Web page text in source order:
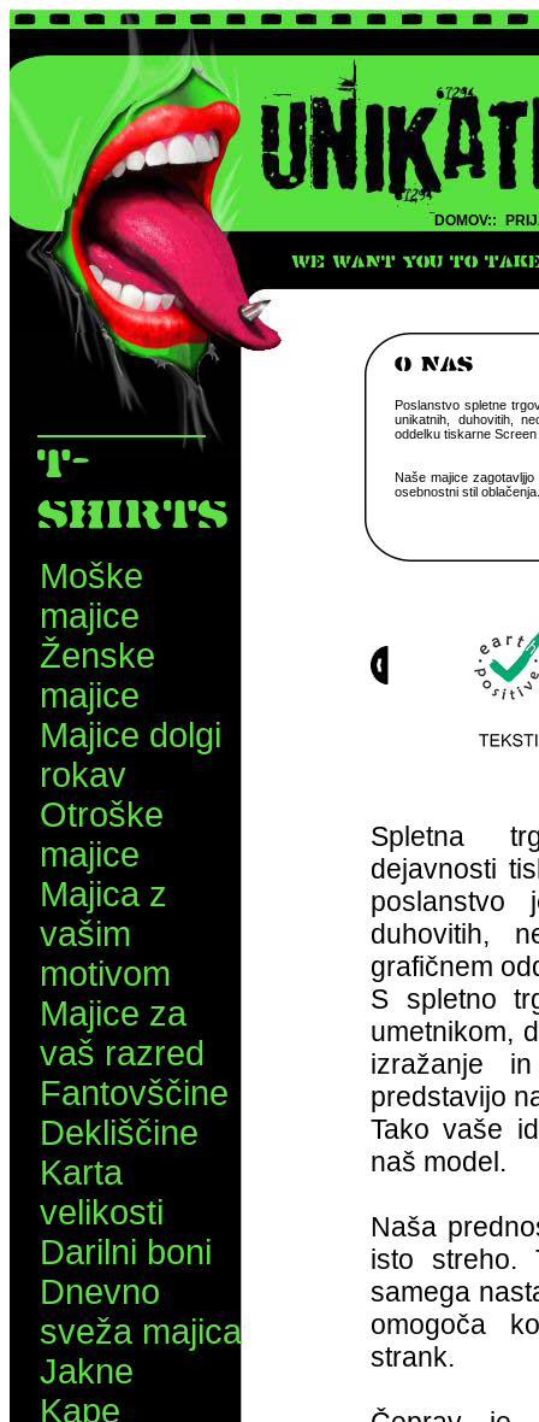
DOMOV::
WE WANT YOU TO
T-
SHIRTS
Moške
majice
Ženske
majice
Majice dolgi
rokav
Otroške
majice
Majica z
vašim
motivom
Majice za
vaš razred
Fantovščine
Dekliščine
Karta
velikosti
Darilni boni
Dnevno
sveža majica
Jakne
Kape
O NAS
Poslanstvo spletne
unikatnih, duhovitih,
oddelku tiskarne
Naše majice
osebnostni stil oblačenja.
Spletna
dejavnosti
poslanstvo
duhovitih,
grafičnem
S spletno
umetnikom,
izražanje
predstavijo
Tako vaše
naš model.
Naša
isto streho.
samega
omogoča
strank.